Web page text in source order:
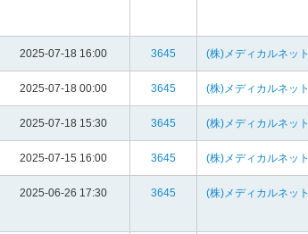
2025-07-18 16:00 3645 (株)メディカルネット
2025-07-18 00:00 3645 (株)メディカルネット
2025-07-18 15:30 3645 (株)メディカルネット
2025-07-15 16:00 3645 (株)メディカルネット
2025-06-26 17:30 3645 (株)メディカルネット